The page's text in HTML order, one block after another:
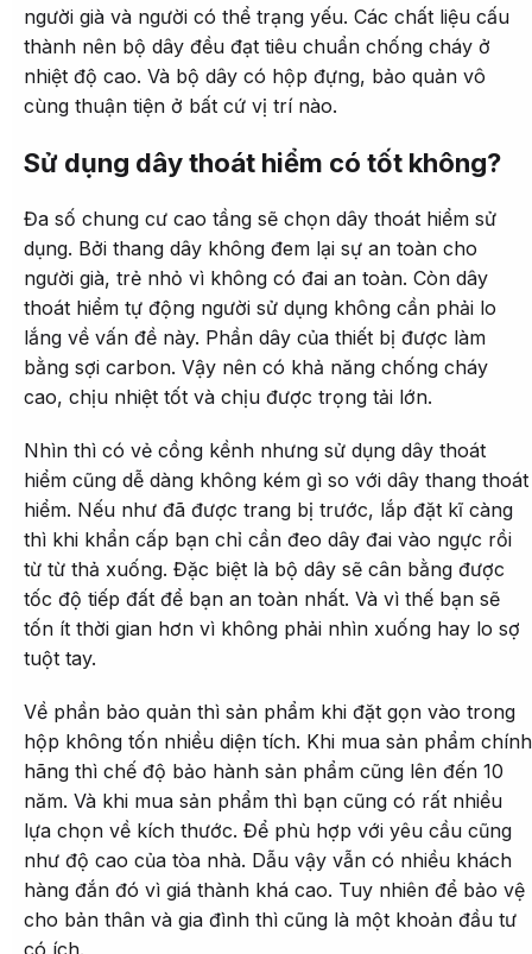
người già và người có thể trạng yếu. Các chất liệu cấu
thành nên bộ dây đều đạt tiêu chuẩn chống cháy ở
nhiệt độ cao. Và bộ dây có hộp đựng, bảo quản vô
cùng thuận tiện ở bất cứ vị trí nào.
Sử dụng dây thoát hiểm có tốt không?
Đa số chung cư cao tầng sẽ chọn dây thoát hiểm sử
dụng. Bởi thang dây không đem lại sự an toàn cho
người già, trẻ nhỏ vì không có đai an toàn. Còn dây
thoát hiểm tự động người sử dụng không cần phải lo
lắng về vấn đề này. Phần dây của thiết bị được làm
bằng sợi carbon. Vậy nên có khả năng chống cháy
cao, chịu nhiệt tốt và chịu được trọng tải lớn.
Nhìn thì có vẻ cồng kềnh nhưng sử dụng dây thoát
hiểm cũng dễ dàng không kém gì so với dây thang thoát
hiểm. Nếu như đã được trang bị trước, lắp đặt kĩ càng
thì khi khẩn cấp bạn chỉ cần đeo dây đai vào ngực rồi
từ từ thả xuống. Đặc biệt là bộ dây sẽ cân bằng được
tốc độ tiếp đất để bạn an toàn nhất. Và vì thế bạn sẽ
tốn ít thời gian hơn vì không phải nhìn xuống hay lo sợ
tuột tay.
Về phần bảo quản thì sản phẩm khi đặt gọn vào trong
hộp không tốn nhiều diện tích. Khi mua sản phẩm chính
hãng thì chế độ bảo hành sản phẩm cũng lên đến 10
năm. Và khi mua sản phẩm thì bạn cũng có rất nhiều
lựa chọn về kích thước. Để phù hợp với yêu cầu cũng
như độ cao của tòa nhà. Dẫu vậy vẫn có nhiều khách
hàng đắn đó vì giá thành khá cao. Tuy nhiên để bảo vệ
cho bản thân và gia đình thì cũng là một khoản đầu tư
có ích.